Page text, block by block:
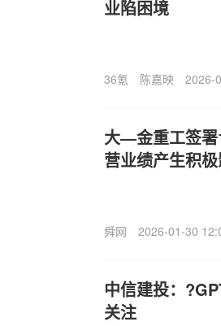
业陷困境
36氪 陈嘉映 2026-
大—金重工签署
营业绩产生积
舜网 2026-01-30
中信建投：
关注